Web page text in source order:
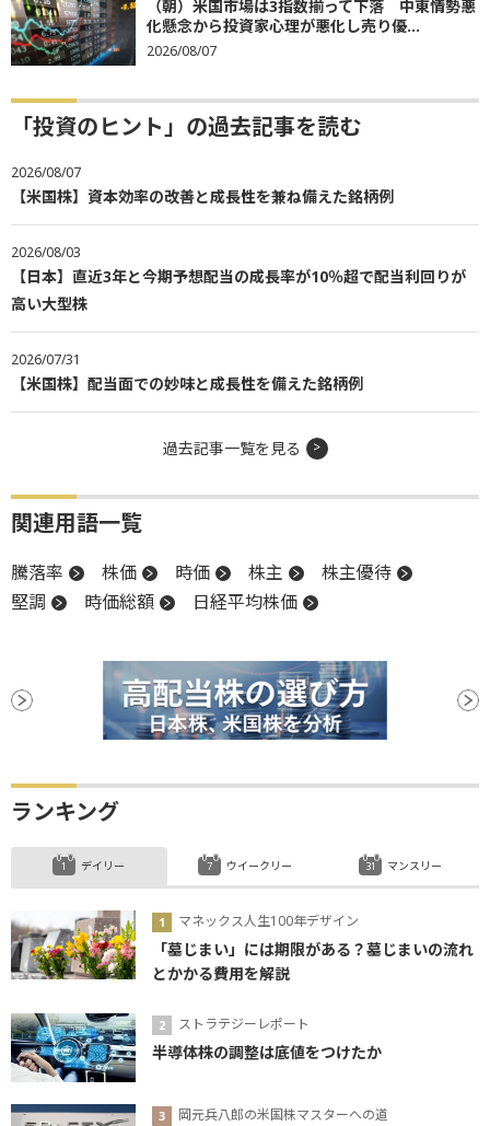
（朝）米国市場は3指数揃って下落 中東情勢悪
化懸念から投資家心理が悪化し売り優...
2026/08/07
「投資のヒント」の過去記事を読む
2026/08/07
【米国株】資本効率の改善と成長性を兼ね備えた銘柄例
2026/08/03
【日本】直近3年と今期予想配当の成長率が10％超で配当利回りが
高い大型株
2026/07/31
【米国株】配当面での妙味と成長性を備えた銘柄例
過去記事一覧を見る
関連用語一覧
騰落率 株価 時価 株主
株主優待
堅調
時価総額 日経平均株価
ランキング
デイリー
マネックス人生100年デザイン
「墓じまい」には期限がある？墓じまいの流れ
とかかる費用を解説
ストラテジーレポート
半導体株の調整は底値をつけたか
岡元兵八郎の米国株マスターへの道
ウイークリー マンスリー